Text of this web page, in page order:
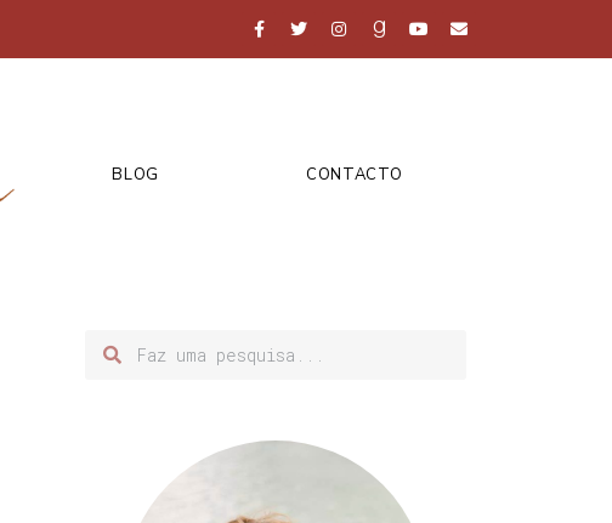
BLOG CONTACTO